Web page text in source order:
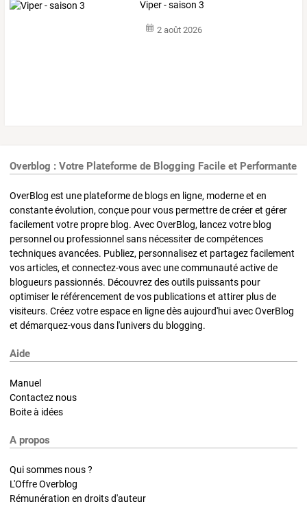
Viper - saison 3
2 août 2026
Overblog : Votre Plateforme de Blogging Facile et Performante
OverBlog est une plateforme de blogs en ligne, moderne et en
constante évolution, conçue pour vous permettre de créer et gérer
facilement votre propre blog. Avec OverBlog, lancez votre blog
personnel ou professionnel sans nécessiter de compétences
techniques avancées. Publiez, personnalisez et partagez facilement
vos articles, et connectez-vous avec une communauté active de
blogueurs passionnés. Découvrez des outils puissants pour
optimiser le référencement de vos publications et attirer plus de
visiteurs. Créez votre espace en ligne dès aujourd'hui avec OverBlog
et démarquez-vous dans l'univers du blogging.
Aide
Manuel
Contactez nous
Boite à idées
A propos
Qui sommes nous ?
L'Offre Overblog
Rémunération en droits d'auteur